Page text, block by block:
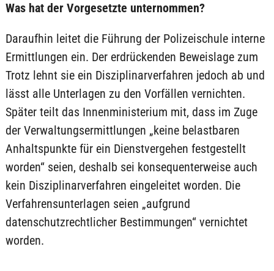
Was hat der Vorgesetzte unternommen?
Daraufhin leitet die Führung der Polizeischule interne
Ermittlungen ein. Der erdrückenden Beweislage zum
Trotz lehnt sie ein Disziplinarverfahren jedoch ab und
lässt alle Unterlagen zu den Vorfällen vernichten.
Später teilt das Innenministerium mit, dass im Zuge
der Verwaltungsermittlungen „keine belastbaren
Anhaltspunkte für ein Dienstvergehen festgestellt
worden“ seien, deshalb sei konsequenterweise auch
kein Disziplinarverfahren eingeleitet worden. Die
Verfahrensunterlagen seien „aufgrund
datenschutzrechtlicher Bestimmungen“ vernichtet
worden.